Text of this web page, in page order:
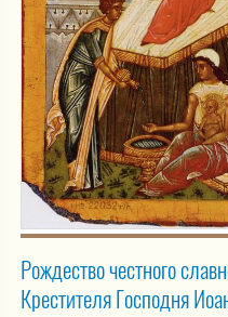
Рождество честного
Крестителя Господня